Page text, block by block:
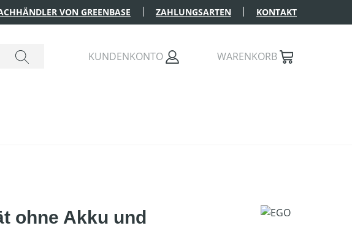
VON GREENBASE ZAHLUNGSARTEN KONTAKT
KUNDENKONTO WARENKORB
ohne Akku und